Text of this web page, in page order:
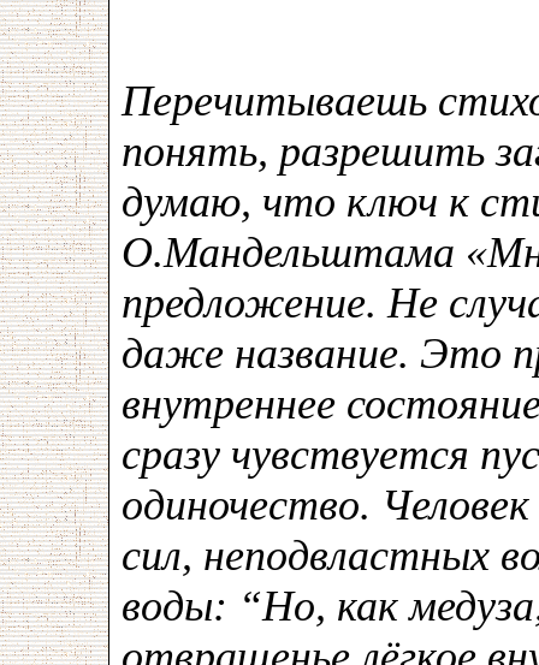
Перечитываешь
понять, разрешить
думаю, что ключ к
О.Мандельштама
предложение. Не
даже название. Это
внутреннее
сразу чувствуется
одиночество.
сил, неподвластных
воды: “Но, как